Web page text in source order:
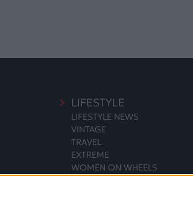
LIFESTYLE
LIFESTYLE NEWS
VINTAGE
TRAVEL
EXTREME
WOMEN ON WHEELS